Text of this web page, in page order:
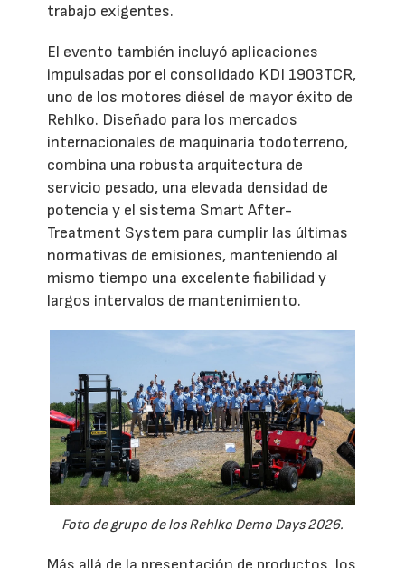
trabajo exigentes.
El evento también incluyó aplicaciones
impulsadas por el consolidado KDI 1903TCR,
uno de los motores diésel de mayor éxito de
Rehlko. Diseñado para los mercados
internacionales de maquinaria todoterreno,
combina una robusta arquitectura de
servicio pesado, una elevada densidad de
potencia y el sistema Smart After-
Treatment System para cumplir las últimas
normativas de emisiones, manteniendo al
mismo tiempo una excelente fiabilidad y
largos intervalos de mantenimiento.
Foto de grupo de los Rehlko Demo Days 2026.